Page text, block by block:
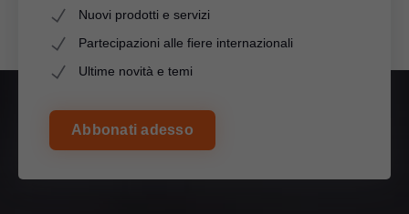
Nuovi prodotti e servizi
Partecipazioni alle fiere internazionali
Ultime novità e temi
Abbonati adesso